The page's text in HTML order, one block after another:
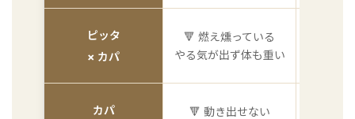
ピッタ
× カパ
🔻 燃え燻っている
やる気が出ず体も重い
カパ
🔻 動き出せない